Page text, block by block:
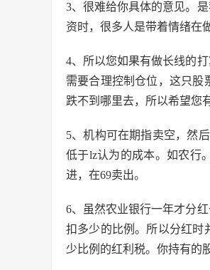
3、很难给你具体的意见。
资时，很多人是带着情绪在
4、所以您如果有做长线的
需要合理控制仓位，这只股
跌不到哪里去，所以希望您
5、机构可在期指卖空，然
低于lz认为的成本。如农行
进，在69卖出。
6、虽然农业银行一年才分
扣多少的比例。所以分红时
少比例的红利税。你持有的